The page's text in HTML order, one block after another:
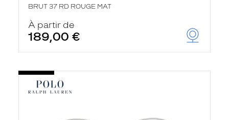
BRUT 37 RD ROUGE MAT
À partir de
189,00 €